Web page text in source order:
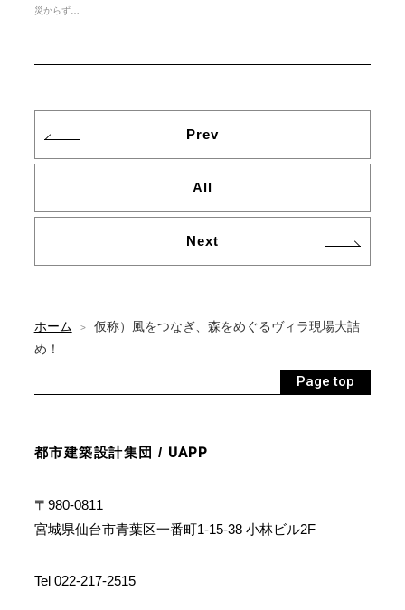
災からず…
Prev
All
Next
ホーム >
仮称）風をつなぎ、森をめぐるヴィラ現場大詰
め！
Page top
都市建築設計集団 / UAPP
〒980-0811
宮城県仙台市青葉区一番町1-15-38 小林ビル2F
Tel 022-217-2515